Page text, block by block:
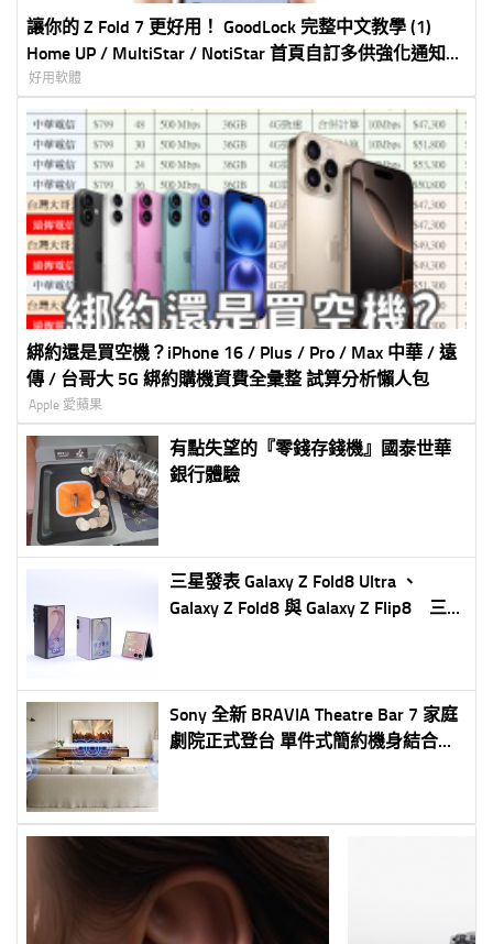
讓你的 Z Fold 7 更好用！ GoodLock 完整中文教學 (1)
Home UP / MultiStar / NotiStar 首頁自訂多供強化通知加
強
好用軟體
綁約還是買空機？iPhone 16 / Plus / Pro / Max 中華 / 遠
傳 / 台哥大 5G 綁約購機資費全彙整 試算分析懶人包
Apple 愛蘋果
有點失望的『零錢存錢機』國泰世華
銀行體驗
三星發表 Galaxy Z Fold8 Ultra 、
Galaxy Z Fold8 與 Galaxy Z Flip8 三
Sony 全新 BRAVIA Theatre Bar 7 家庭
劇院正式登台 單件式簡約機身結合劇